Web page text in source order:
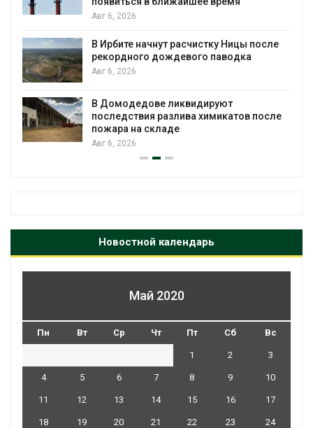
Авг 6, 2026
В Ирбите начнут расчистку Ницы после
рекордного дождевого паводка
Авг 6, 2026
В Домодедове ликвидируют
последствия разлива химикатов после
пожара на складе
Авг 6, 2026
Новостной календарь
Май 2020
Пн Вт Ср Чт Пт Сб Вс
1 2 3
4 5 6 7 8 9 10
11 12 13 14 15 16 17
18 19 20 21 22 23 24